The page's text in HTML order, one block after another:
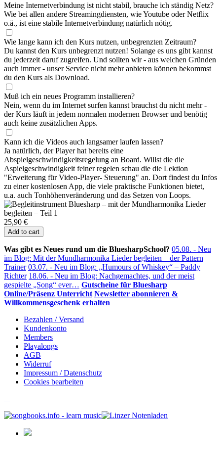
Meine Internetverbindung ist nicht stabil, brauche ich ständig Netz?
Wie bei allen andere Streamingdiensten, wie Youtube oder Netflix
o.ä., ist eine stabile Internetverbindung natürlich nötig.
Wie lange kann ich den Kurs nutzen, unbegrenzten Zeitraum?
Du kannst den Kurs unbegrenzt nutzen! Solange es uns gibt kannst
du jederzeit daruf zugreifen. Und sollten wir - aus welchen Gründen
auch immer - unser Service nicht mehr anbieten können bekommst
du den Kurs als Download.
Muß ich ein neues Programm installieren?
Nein, wenn du im Internet surfen kannst brauchst du nicht mehr -
der Kurs läuft in jedem normalen modernen Browser und benötig
auch keine zusätzlichen Apps.
Kann ich die Videos auch langsamer laufen lassen?
Ja natürlich, der Player hat bereits eine
Abspielgeschwindigkeitsregelung an Board. Willst die die
Aspielgeschwindigkeit feiner regelen schau die die Lektion
"Erweiterung für Video-Player- Steuerung" an. Dort findest du Infos
zu einer kostenlosen App, die viele praktische Funktionen bietet,
u.a. auch Tonhöhenveränderung und das Setzen von Loops.
25,90 €
Add to cart
Was gibt es Neues rund um die BluesharpSchool? 05.08. - Neu
im Blog: Mit der Mundharmonika Lieder begleiten – der Pattern
Trainer 03.07. - Neu im Blog: „Humours of Whiskey“ – Paddy
Richter 18.06. - Neu im Blog: Nachgemachtes, und der meist
gespielte „Song“ ever… Gutscheine für Bluesharp
Online/Präsenz Unterricht Newsletter abonnieren &
Willkommensgeschenk erhalten
Bezahlen / Versand
Kundenkonto
Members
Playalongs
AGB
Widerruf
Impressum / Datenschutz
Cookies bearbeiten